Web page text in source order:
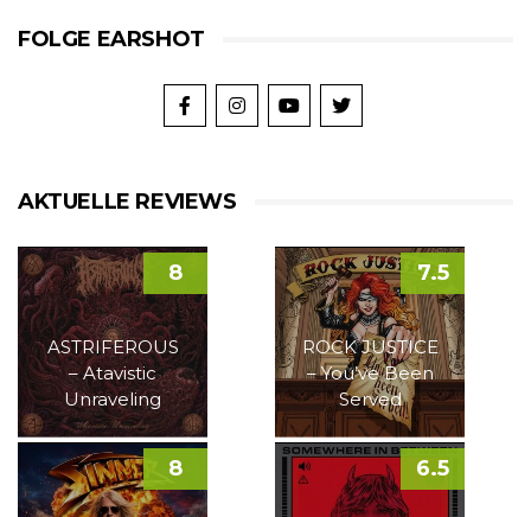
FOLGE EARSHOT
AKTUELLE REVIEWS
ASTRIFEROUS
– Atavistic
Unraveling
8
ROCK JUSTICE
– You’ve Been
Served
7.5
8 6.5